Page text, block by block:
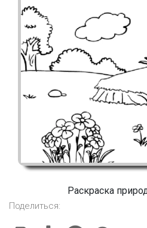
Раскраска
Поделиться: